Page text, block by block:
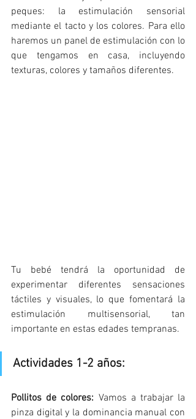
peques: la estimulación sensorial
mediante el tacto y los colores. Para ello
haremos un panel de estimulación con lo
que tengamos en casa, incluyendo
texturas, colores y tamaños diferentes.
Tu bebé tendrá la oportunidad de
experimentar diferentes sensaciones
táctiles y visuales, lo que fomentará la
estimulación multisensorial, tan
importante en estas edades tempranas.
Actividades 1-2 años:
Pollitos de colores: Vamos a trabajar la
pinza digital y la dominancia manual con